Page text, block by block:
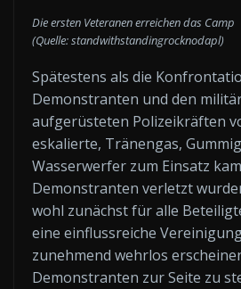
Die ersten Veteranen erreichen das Camp
(Quelle: standwithstandingrocknodapl)
Spätestens als die
Demonstranten und den
aufgerüsteten Polizeikräften
eskalierte, Tränengas,
Wasserwerfer zum Einsatz
Demonstranten verletzt
wohl zunächst für alle
eine einflussreiche
zunehmend wehrlos
Demonstranten zur Seite zu